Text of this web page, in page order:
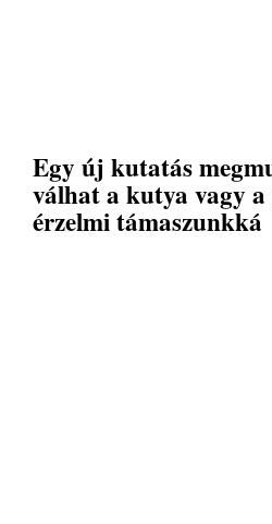
Egy új kutatás
válhat a kutya vagy
érzelmi támaszunkká